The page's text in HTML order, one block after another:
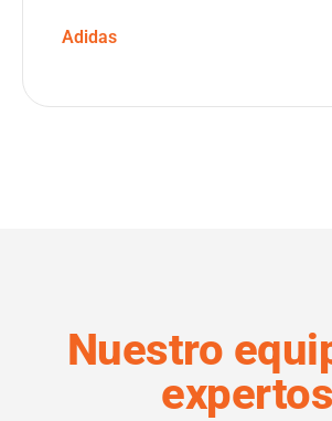
Adidas
Nuestro
expertos